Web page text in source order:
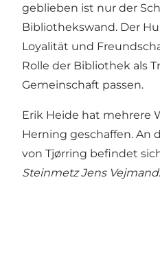
geblieben ist nur der
Bibliothekswand. Der
Loyalität und
Rolle der Bibliothek als
Gemeinschaft passen.
Erik Heide hat mehrere
Herning geschaffen. An
von Tjørring befindet
Steinmetz Jens Vejmand.